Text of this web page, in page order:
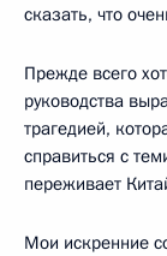
сказать, что
Прежде всего
руководства
трагедией,
справиться с
переживает
Мои искренние